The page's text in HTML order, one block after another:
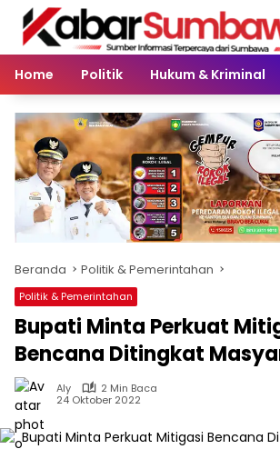
Langsung
konten
Home
Politik Hukum & Kriminal
Beranda Politik & Pemerintahan
Politik & Pemerintahan
Bupati Minta Perkuat
Bencana Ditingkat
Aly
2 Min Baca
24 Oktober 2022